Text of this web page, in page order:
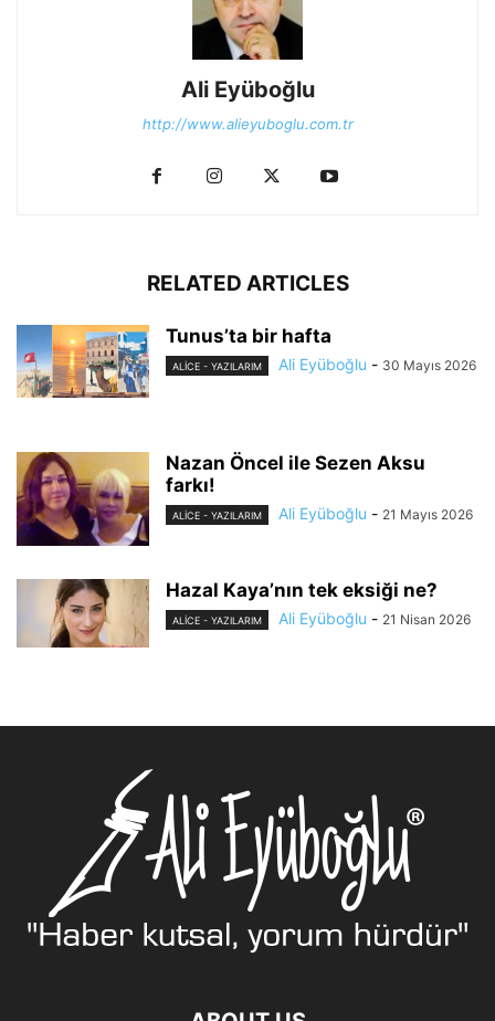
Ali Eyüboğlu
http://www.alieyuboglu.com.tr
RELATED ARTICLES
Tunus’ta bir hafta
ALİCE - YAZILARIM Ali Eyüboğlu - 30 Mayıs 2026
Nazan Öncel ile Sezen Aksu
farkı!
ALİCE - YAZILARIM Ali Eyüboğlu - 21 Mayıs 2026
Hazal Kaya’nın tek eksiği ne?
ALİCE - YAZILARIM Ali Eyüboğlu - 21 Nisan 2026